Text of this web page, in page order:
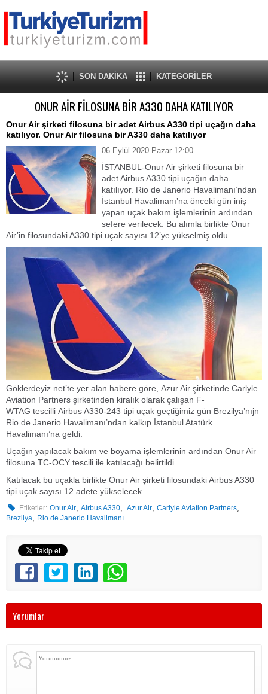
SON DAKİKA KATEGORİLER
ONUR AİR FİLOSUNA BİR A330 DAHA KATILIYOR
Onur Air şirketi filosuna bir adet Airbus A330 tipi uçağın daha
katılıyor. Onur Air filosuna bir A330 daha katılıyor
06 Eylül 2020 Pazar 12:00
İSTANBUL-Onur Air şirketi filosuna bir
adet Airbus A330 tipi uçağın daha
katılıyor. Rio de Janerio Havalimanı’ndan
İstanbul Havalimanı’na önceki gün iniş
yapan uçak bakım işlemlerinin ardından
sefere verilecek. Bu alımla birlikte Onur
Air’in filosundaki A330 tipi uçak sayısı 12’ye yükselmiş oldu.
Göklerdeyiz.net’te yer alan habere göre, Azur Air şirketinde Carlyle
Aviation Partners şirketinden kiralık olarak çalışan F-
WTAG tescilli Airbus A330-243 tipi uçak geçtiğimiz gün Brezilya’nıjn
Rio de Janerio Havalimanı’ndan kalkıp İstanbul Atatürk
Havalimanı’na geldi.
Uçağın yapılacak bakım ve boyama işlemlerinin ardından Onur Air
filosuna TC-OCY tescili ile katılacağı belirtildi.
Katılacak bu uçakla birlikte Onur Air şirketi filosundaki Airbus A330
tipi uçak sayısı 12 adete yükselecek
Etiketler: Onur Air,Airbus A330, Azur Air,Carlyle Aviation Partners,
Brezilya, Rio de Janerio Havalimanı
Yorumlar